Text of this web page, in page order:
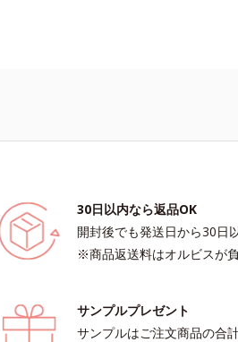
クイファ、ベニバナ、キン
30日以内なら返品OK
開封後でも発送日から30日
※商品返送料はオルビスが
サンプルプレゼント
サンプルはご注文商品の合